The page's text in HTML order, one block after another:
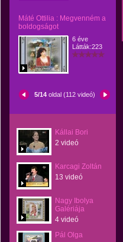
Máté Ottilia : Megvenném a
boldogságot
6 éve
Látták:223
5/14oldal (112 videó)
Kállai Bori
2 videó
Karcagi Zoltán
13 videó
Nagy Ibolya
Galériája
4 videó
Pál Olga